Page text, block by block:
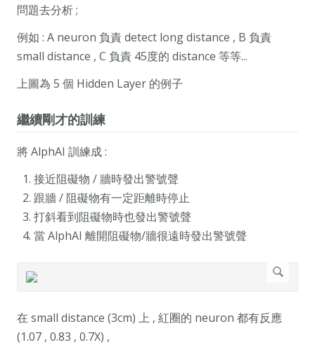
問題去分析 ;
例如 : A neuron 負責 detect long distance , B 負責
small distance , C 負責 45度的 distance 等等...
上圖為 5 個 Hidden Layer 的例子
繼續剛才的訓練
將 AlphAI 訓練成 :
接近阻礙物 / 牆時發出警號聲
跟牆 / 阻礙物有一定距離時停止
打斜看到阻礙物時也發出警號聲
當 AlphAI 離開阻礙物/牆很遠時發出警號聲
在 small distance (3cm) 上 , 紅圈的 neuron 都有反應
(1.07 , 0.83 , 0.7X) ,